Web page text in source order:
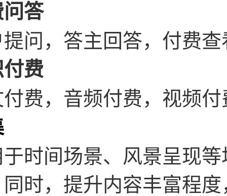
答
问，答主回答，付费
费
费，音频付费，视频
时间场景、风景呈现
时，提升内容丰富程